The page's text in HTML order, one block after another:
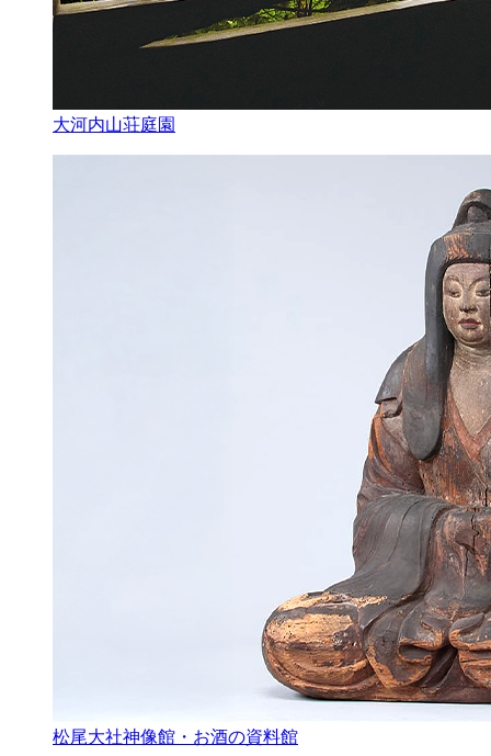
大河内山荘庭園
松尾大社神像館・お酒の資料館